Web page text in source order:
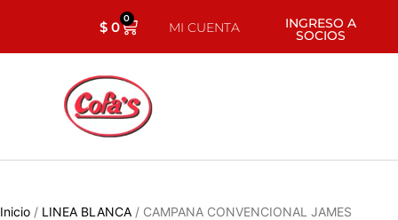
$0 0
MI CUENTA INGRESO A
SOCIOS
Inicio / LINEA BLANCA / CAMPANA CONVENCIONAL JAMES